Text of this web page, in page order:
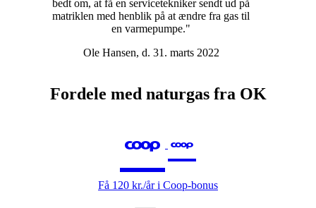
bedt om, at få en servicetekniker sendt ud på
matriklen med henblik på at ændre fra gas til
en varmepumpe."
Ole Hansen, d. 31. marts 2022
Fordele med naturgas fra OK
Få 120 kr./år i Coop-bonus